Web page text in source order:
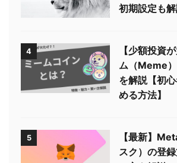
初期設定も解
4
【少額投資
ム（Meme
を解説【初
める方法】
5
【最新】
スク）の登